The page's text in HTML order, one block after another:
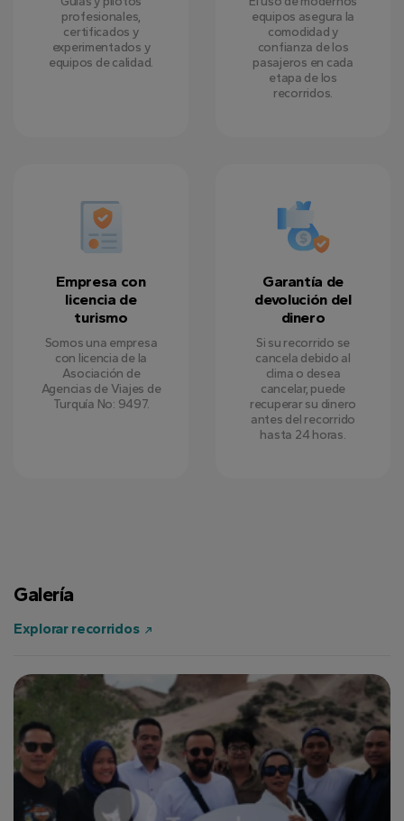
profesionales,
certificados y
experimentados y
equipos de calidad.
equipos asegura la
comodidad y
confianza de los
pasajeros en cada
etapa de los
recorridos.
Empresa con
licencia de
turismo
Somos una empresa
con licencia de la
Asociación de
Agencias de Viajes de
Turquía No: 9497.
Garantía de
devolución del
dinero
Si su recorrido se
cancela debido al
clima o desea
cancelar, puede
recuperar su dinero
antes del recorrido
hasta 24 horas.
Galería
Explorar recorridos